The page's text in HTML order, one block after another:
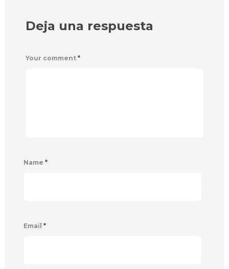
Deja una respuesta
Your comment *
Name *
Email *